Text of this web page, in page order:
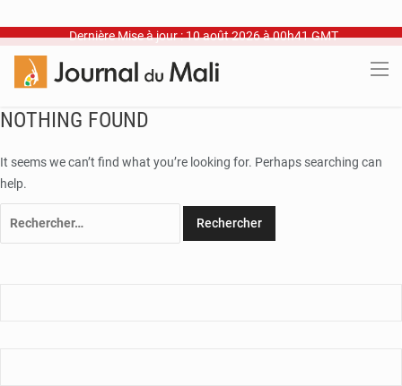
Dernière Mise à jour : 10 août 2026 à 00h41 GMT
NOTHING FOUND
It seems we can’t find what you’re looking for. Perhaps searching can
help.